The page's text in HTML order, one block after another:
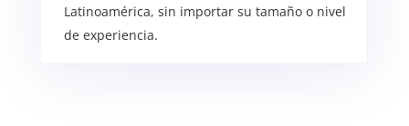
Latinoamérica, sin importar su tamaño o nivel
de experiencia.